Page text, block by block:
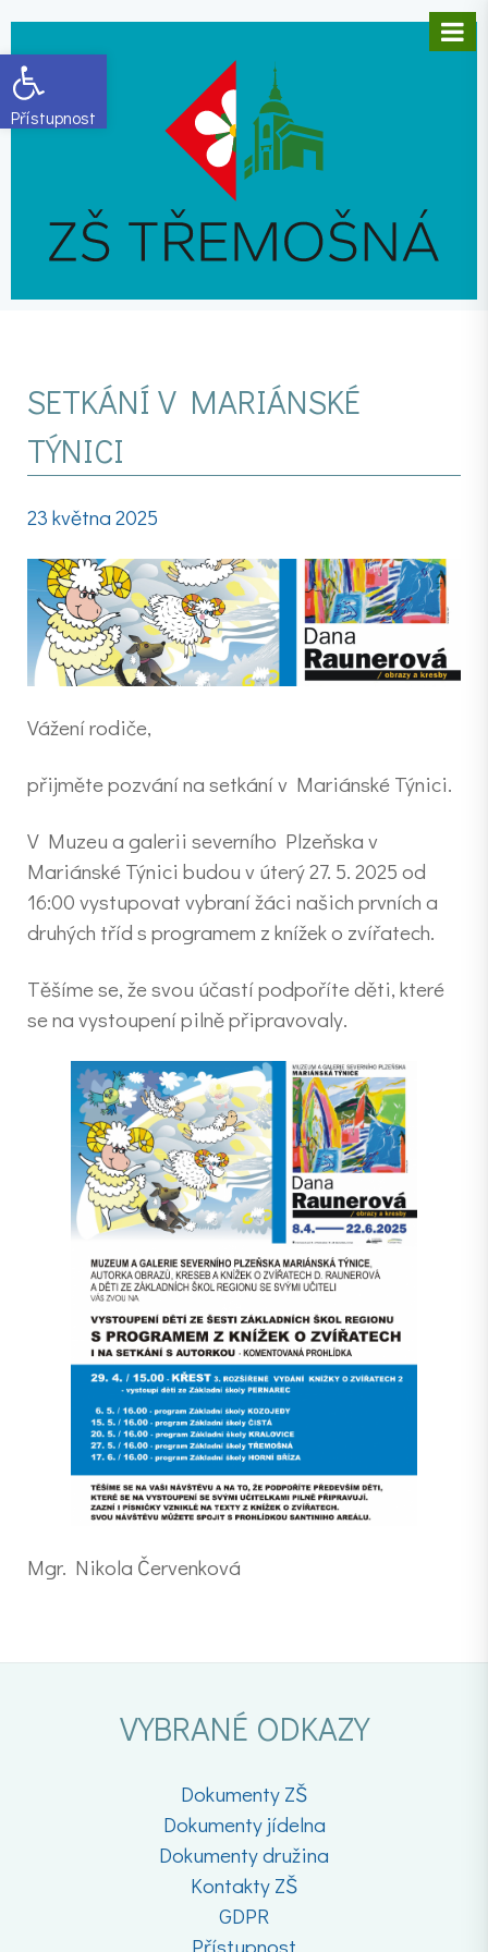
Open toolbar
SETKÁNÍ V MARIÁNSKÉ
TÝNICI
23 května 2025
Vážení rodiče,
přijměte pozvání na setkání v Mariánské Týnici.
V Muzeu a galerii severního Plzeňska v
Mariánské Týnici budou v úterý 27. 5. 2025 od
16:00 vystupovat vybraní žáci našich prvních a
druhých tříd s programem z knížek o zvířatech.
Těšíme se, že svou účastí podpoříte děti, které
se na vystoupení pilně připravovaly.
Mgr. Nikola Červenková
VYBRANÉ ODKAZY
Dokumenty ZŠ
Dokumenty jídelna
Dokumenty družina
Kontakty ZŠ
GDPR
Přístupnost